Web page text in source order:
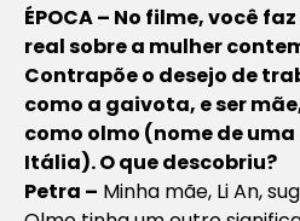
ÉPOCA – No filme, você
real sobre a mulher
Contrapõe o desejo de
como a gaivota, e ser
como olmo (nome de
Itália). O que descobriu?
Petra – Minha mãe, Li An,